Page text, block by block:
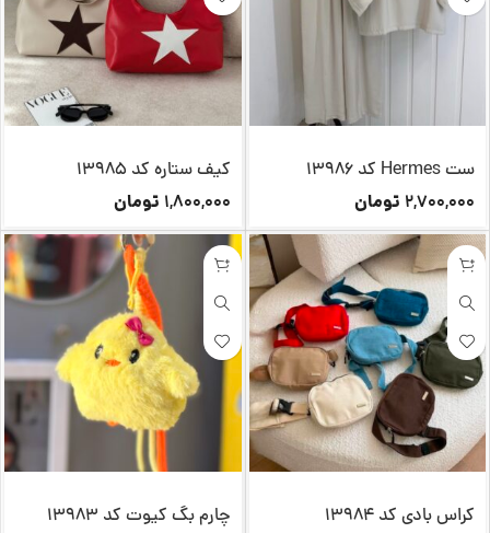
ست Hermes کد 13986
2,700,000 تومان
کیف ستاره کد 13985
1,800,000 تومان
کراس بادی کد 13984
چارم بگ کیوت کد 13983